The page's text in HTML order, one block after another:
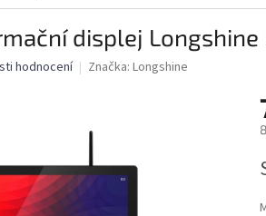
displej Longshine
hodnocení Značka: Longshine